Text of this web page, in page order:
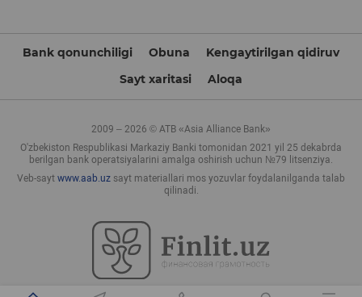
Bank qonunchiligi Obuna
Kengaytirilgan qidiruv
Sayt xaritasi
Aloqa
2009 – 2026 © ATB «Asia Alliance Bank»
O'zbekiston Respublikasi Markaziy Banki tomonidan 2021 yil 25 dekabrda
berilgan bank operatsiyalarini amalga oshirish uchun №79 litsenziya.
Veb-sayt www.aab.uz sayt materiallari mos yozuvlar foydalanilganda talab
qilinadi.